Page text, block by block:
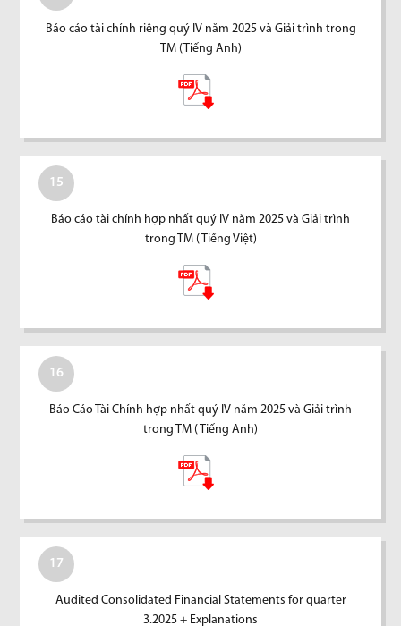
Báo cáo tài chính riêng quý IV năm 2025 và Giải trình trong
TM (Tiếng Anh)
15
Báo cáo tài chính hợp nhất quý IV năm 2025 và Giải trình
trong TM ( Tiếng Việt)
16
Báo Cáo Tài Chính hợp nhất quý IV năm 2025 và Giải trình
trong TM ( Tiếng Anh)
17
Audited Consolidated Financial Statements for quarter
3.2025 + Explanations